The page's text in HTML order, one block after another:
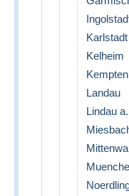
Karlstadt
Kelheim
Kempten
Landau
Lindau